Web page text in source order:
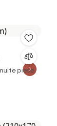
piese